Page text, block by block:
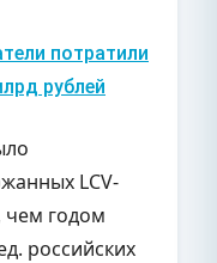
потратили
рублей
LCV-
чем годом
российских